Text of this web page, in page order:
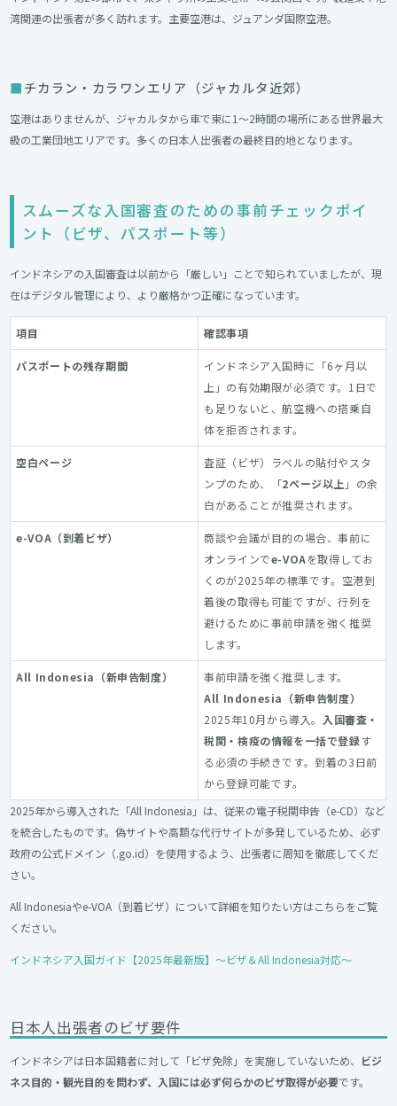
湾関連の出張者が多く訪れます。主要空港は、ジュアンダ国際空港。
チカラン・カラワンエリア（ジャカルタ近郊）
空港はありませんが、ジャカルタから車で東に1〜2時間の場所にある世界最大
級の工業団地エリアです。多くの日本人出張者の最終目的地となります。
スムーズな入国審査のための事前チェックポイ
ント（ビザ、パスポート等）
インドネシアの入国審査は以前から「厳しい」ことで知られていましたが、現
在はデジタル管理により、より厳格かつ正確になっています。
項目 確認事項
パスポートの残存期間
インドネシア入国時に「6ヶ月以
上」の有効期限が必須です。1日で
も足りないと、航空機への搭乗自
体を拒否されます。
空白ページ
査証（ビザ）ラベルの貼付やスタ
ンプのため、「2ページ以上 」の余
白があることが推奨されます。
e-VOA（到着ビザ）
商談や会議が目的の場合、事前に
オンラインでe-VOAを取得してお
くのが2025年の標準です。空港到
着後の取得も可能ですが、行列を
避けるために事前申請を強く推奨
します。
All Indonesia（新申告制度）
事前申請を強く推奨します。
All Indonesia（新申告制度）
2025年10月から導入。
入国審査・
税関・検疫の情報を一括で登録す
る必須の手続きです。到着の3日前
から登録可能です。
2025年から導入された「All Indonesia」は、従来の電子税関申告（e-CD）など
を統合したものです。偽サイトや高額な代行サイトが多発しているため、必ず
政府の公式ドメイン（.go.id）を使用するよう、出張者に周知を徹底してくだ
さい。
All Indonesiaやe-VOA（到着ビザ）について詳細を知りたい方はこちらをご覧
ください。
インドネシア入国ガイド【2025年最新版】～ビザ＆All Indonesia対応〜
日本人出張者のビザ要件
インドネシアは日本国籍者に対して「ビザ免除」を実施していないため、
ビジ
ネス目的・観光目的を問わず、入国には必ず何らかのビザ取得が必要です。